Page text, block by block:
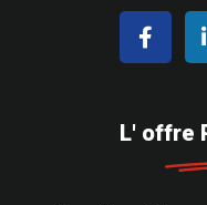
L' offre